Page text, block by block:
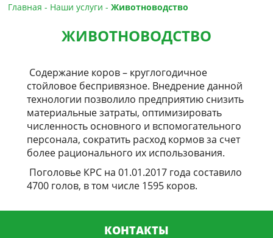
Главная - Наши услуги - Животноводство
ЖИВОТНОВОДСТВО
Содержание коров – круглогодичное
стойловое беспривязное. Внедрение данной
технологии позволило предприятию снизить
материальные затраты, оптимизировать
численность основного и вспомогательного
персонала, сократить расход кормов за счет
более рационального их использования.
Поголовье КРС на 01.01.2017 года составило
4700 голов, в том числе 1595 коров.
КОНТАКТЫ